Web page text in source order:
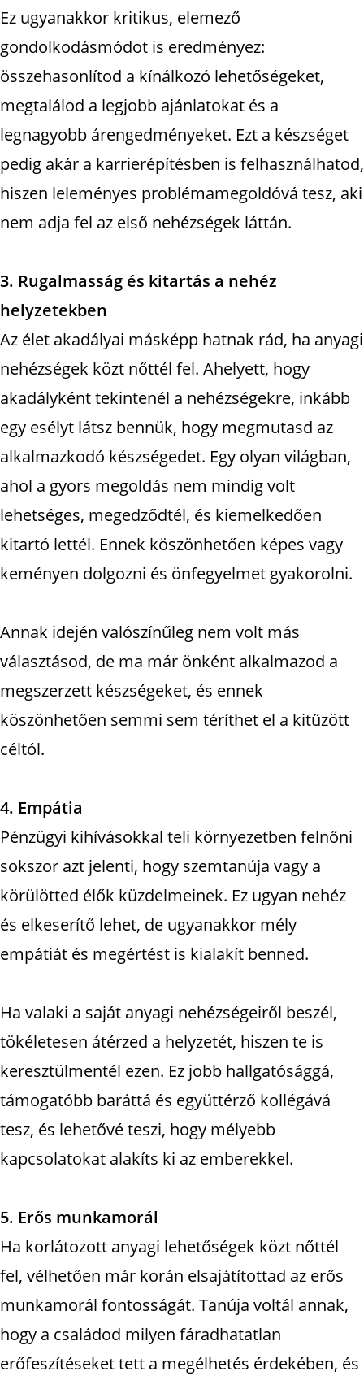
Ez ugyanakkor kritikus, elemező
gondolkodásmódot is eredményez:
összehasonlítod a kínálkozó lehetőségeket,
megtalálod a legjobb ajánlatokat és a
legnagyobb árengedményeket. Ezt a készséget
pedig akár a karrierépítésben is felhasználhatod,
hiszen leleményes problémamegoldóvá tesz, aki
nem adja fel az első nehézségek láttán.
3. Rugalmasság és kitartás a nehéz
helyzetekben
Az élet akadályai másképp hatnak rád, ha anyagi
nehézségek közt nőttél fel. Ahelyett, hogy
akadályként tekintenél a nehézségekre, inkább
egy esélyt látsz bennük, hogy megmutasd az
alkalmazkodó készségedet. Egy olyan világban,
ahol a gyors megoldás nem mindig volt
lehetséges, megedződtél, és kiemelkedően
kitartó lettél. Ennek köszönhetően képes vagy
keményen dolgozni és önfegyelmet gyakorolni.
Annak idején valószínűleg nem volt más
választásod, de ma már önként alkalmazod a
megszerzett készségeket, és ennek
köszönhetően semmi sem téríthet el a kitűzött
céltól.
4. Empátia
Pénzügyi kihívásokkal teli környezetben felnőni
sokszor azt jelenti, hogy szemtanúja vagy a
körülötted élők küzdelmeinek. Ez ugyan nehéz
és elkeserítő lehet, de ugyanakkor mély
empátiát és megértést is kialakít benned.
Ha valaki a saját anyagi nehézségeiről beszél,
tökéletesen átérzed a helyzetét, hiszen te is
keresztülmentél ezen. Ez jobb hallgatósággá,
támogatóbb baráttá és együttérző kollégává
tesz, és lehetővé teszi, hogy mélyebb
kapcsolatokat alakíts ki az emberekkel.
5. Erős munkamorál
Ha korlátozott anyagi lehetőségek közt nőttél
fel, vélhetően már korán elsajátítottad az erős
munkamorál fontosságát. Tanúja voltál annak,
hogy a családod milyen fáradhatatlan
erőfeszítéseket tett a megélhetés érdekében, és